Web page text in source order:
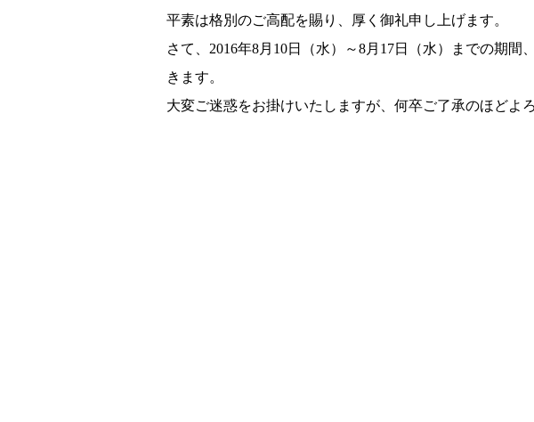
平素は格別のご高配を賜り、厚く御礼申し上げます。
さて、2016年8月10日（水）～8月17日（水）までの期
きます。
大変ご迷惑をお掛けいたしますが、何卒ご了承のほど